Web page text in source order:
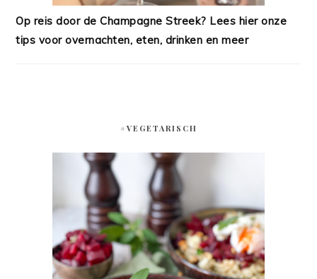
Op reis door de Champagne Streek? Lees hier onze
tips voor overnachten, eten, drinken en meer
#VEGETARISCH